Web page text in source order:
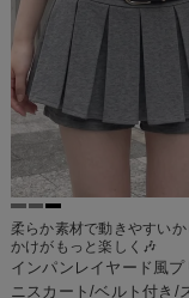
柔らか素材で動きやすいか
かけがもっと楽しく🎶
インパンレイヤード風プ
ニスカート/ベルト付き/